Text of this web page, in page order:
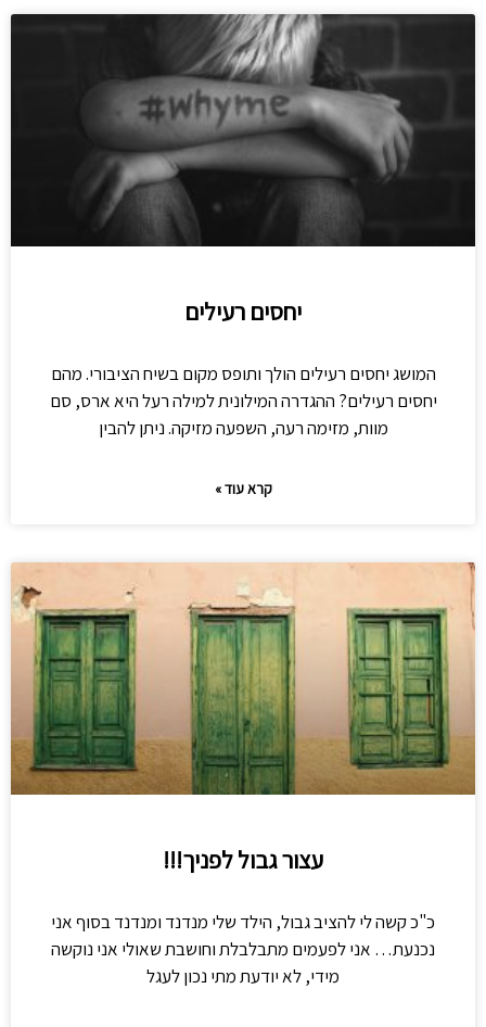
יחסים רעילים
המושג יחסים רעילים הולך ותופס מקום בשיח הציבורי. מהם
יחסים רעילים? ההגדרה המילונית למילה רעל היא ארס, סם
מוות, מזימה רעה, השפעה מזיקה. ניתן להבין
קרא עוד »
עצור גבול לפניך!!!
כ"כ קשה לי להציב גבול, הילד שלי מנדנד ומנדנד בסוף אני
נכנעת… אני לפעמים מתבלבלת וחושבת שאולי אני נוקשה
מידי, לא יודעת מתי נכון לעגל